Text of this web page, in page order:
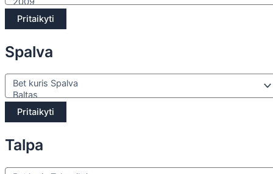
Pritaikyti
Spalva
Pritaikyti
Talpa